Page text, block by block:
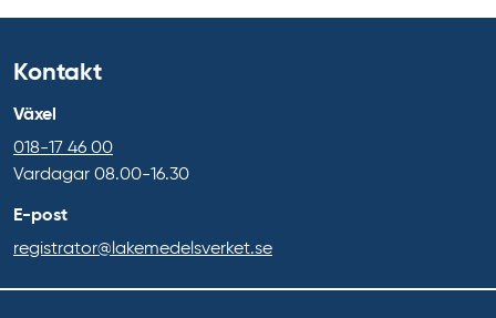
Kontakt
Växel
018-17 46 00
Vardagar 08.00-16.30
E-post
registrator@lakemedelsverket.se